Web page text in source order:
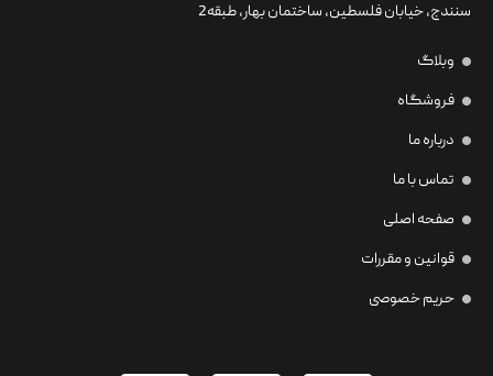
سنندج، خیابان فلسطین،‌ ساختمان بهار، طبقه2
وبلاگ
فروشگاه
درباره ما
تماس با ما
صفحه اصلی
قوانین و مقررات
حریم خصوصی